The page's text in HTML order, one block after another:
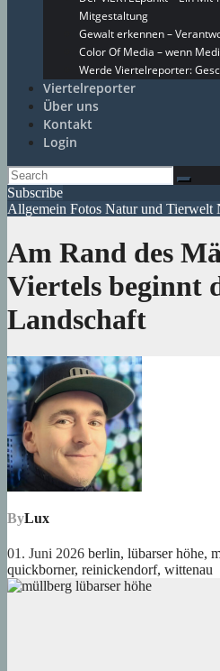
Mitgestaltung
Gewalt erkennen –
Color Of Media – wenn
Werde Viertelreporter:
Viertelreporter
Über uns
Kontakt
Login
Subscribe
Allgemein Fotos Natur und Tierwelt
Am Rand des
Viertels beginnt
Landschaft
ByLux
01. Juni 2026 berlin, lübarser höhe,
quickborner, reinickendorf, wittenau